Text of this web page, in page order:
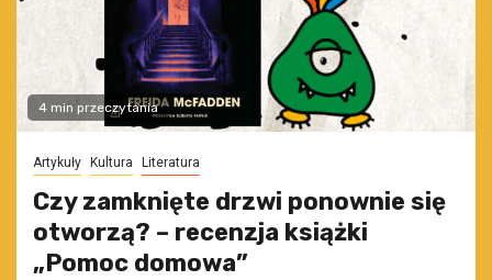
4 min przeczytania
Artykuły Kultura Literatura
Czy zamknięte drzwi ponownie się
otworzą? – recenzja książki
„Pomoc domowa”